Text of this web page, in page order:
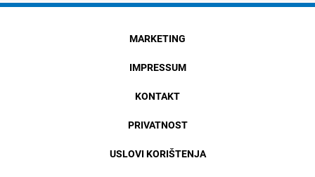
MARKETING
IMPRESSUM
KONTAKT
PRIVATNOST
USLOVI KORIŠTENJA